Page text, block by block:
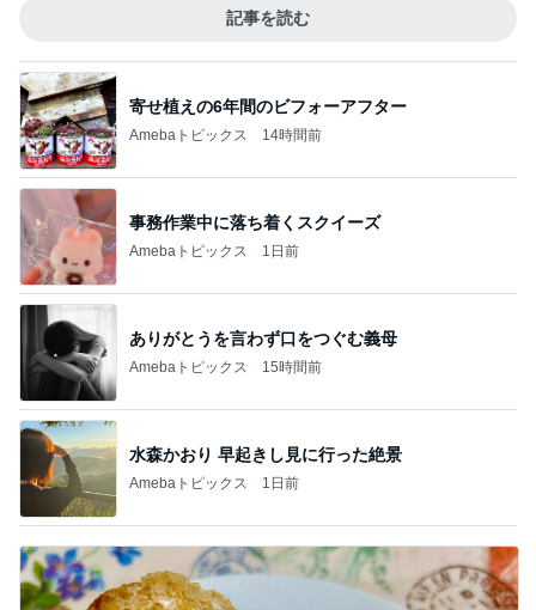
記事を読む
寄せ植えの6年間のビフォーアフター
Amebaトピックス 14時間前
事務作業中に落ち着くスクイーズ
Amebaトピックス 1日前
ありがとうを言わず口をつぐむ義母
Amebaトピックス 15時間前
水森かおり 早起きし見に行った絶景
Amebaトピックス 1日前